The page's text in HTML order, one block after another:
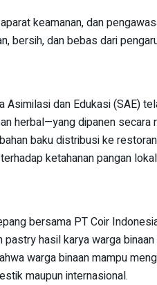
keamanan, dan
bersih, dan bebas dari
Asimilasi dan Edukasi (SAE)
herbal—yang dipanen secara
baku distribusi ke
ketahanan pangan
bersama PT Coir
hasil karya warga
warga binaan mampu
maupun internasional.